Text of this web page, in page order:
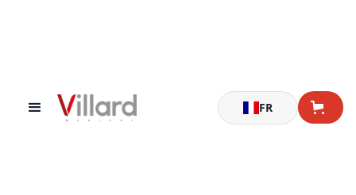
FR
la fabrication et la distribution de mobilier médical
pour les établissements de santé.